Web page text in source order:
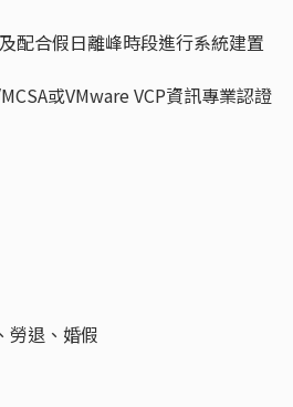
配合假日離峰時段進行系統建置
或VMware VCP資訊專業認證
勞退、婚假